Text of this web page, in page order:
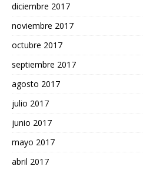
diciembre 2017
noviembre 2017
octubre 2017
septiembre 2017
agosto 2017
julio 2017
junio 2017
mayo 2017
abril 2017